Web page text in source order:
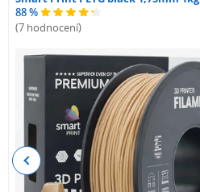
88 %
(7 hodnocení)
Previous